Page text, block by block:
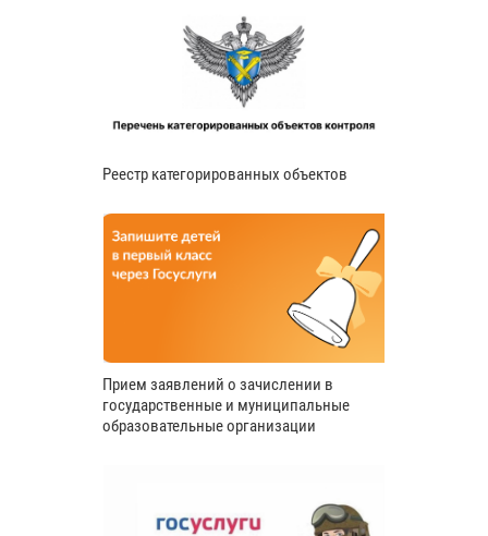
Реестр категорированных объектов
Прием заявлений о зачислении в
государственные и муниципальные
образовательные организации